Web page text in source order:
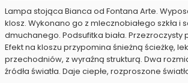
Lampa stojąca Bianca od Fontana Arte.
klosz. Wykonano go z mlecznobiałego szkła i
dmuchanego. Podsufitka biała. Przezroczysty
Efekt na kloszu przypomina śnieżną ścieżkę,
przechodniów, z wyraźną strukturą. Dwa
źródła światła. Daje ciepłe, rozproszone